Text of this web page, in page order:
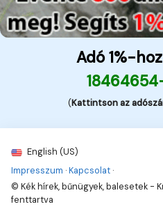
Adó 1%-
(Kattintson az
English (US)
Impresszum ·Kapcsolat ·
© Kék hírek, bűnügyek, balesetek -
fenttartva